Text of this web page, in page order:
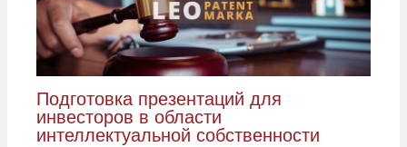
Подготовка презентаций для
инвесторов в области
интеллектуальной собственности